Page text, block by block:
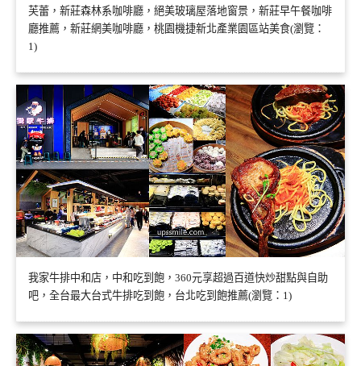
芙蕾，新莊森林系咖啡廳，絕美玻璃屋落地窗景，新莊早午餐咖啡
廳推薦，新莊網美咖啡廳，桃園機捷新北產業園區站美食(瀏覽：
1)
我家牛排中和店，中和吃到飽，360元享超過百道快炒甜點與自助
吧，全台最大台式牛排吃到飽，台北吃到飽推薦(瀏覽：1)